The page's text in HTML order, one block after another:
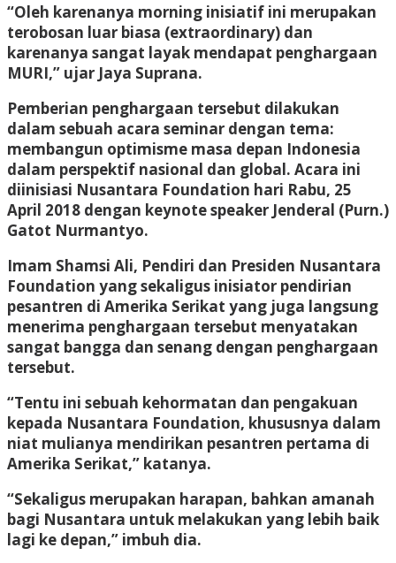
“Oleh karenanya morning inisiatif ini merupakan
terobosan luar biasa (extraordinary) dan
karenanya sangat layak mendapat penghargaan
MURI,” ujar Jaya Suprana.
Pemberian penghargaan tersebut dilakukan
dalam sebuah acara seminar dengan tema:
membangun optimisme masa depan Indonesia
dalam perspektif nasional dan global. Acara ini
diinisiasi Nusantara Foundation hari Rabu, 25
April 2018 dengan keynote speaker Jenderal (Purn.)
Gatot Nurmantyo.
Imam Shamsi Ali, Pendiri dan Presiden Nusantara
Foundation yang sekaligus inisiator pendirian
pesantren di Amerika Serikat yang juga langsung
menerima penghargaan tersebut menyatakan
sangat bangga dan senang dengan penghargaan
tersebut.
“Tentu ini sebuah kehormatan dan pengakuan
kepada Nusantara Foundation, khususnya dalam
niat mulianya mendirikan pesantren pertama di
Amerika Serikat,” katanya.
“Sekaligus merupakan harapan, bahkan amanah
bagi Nusantara untuk melakukan yang lebih baik
lagi ke depan,” imbuh dia.